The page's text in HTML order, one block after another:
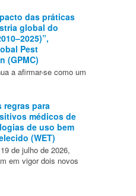
das práticas
global do
Pest
(GPMC)
a afirmar-se como um
regras para
médicos de
de uso bem
(WET)
de julho de 2026,
em vigor dois novos